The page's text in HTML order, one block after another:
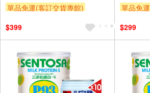
單品免運(客訂交貨專館)
$399
單品免
$299